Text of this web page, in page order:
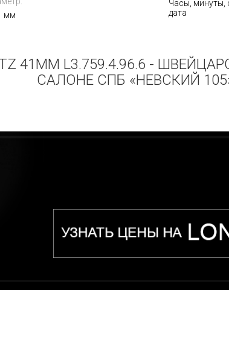
мм
Часы, минуты,
дата
41MM L3.759.4.96.6 -
САЛОНЕ СПБ «НЕВСКИЙ